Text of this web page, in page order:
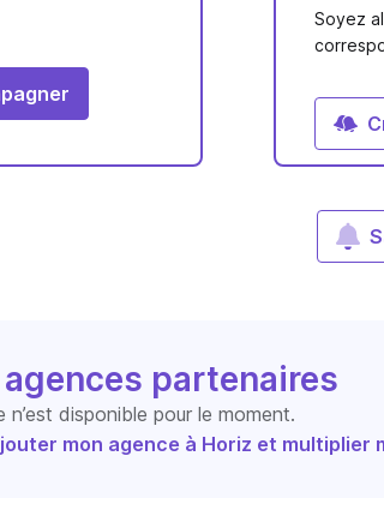
Soyez
agences partenaires
n’est disponible pour le moment.
mon agence à Horiz et multiplier